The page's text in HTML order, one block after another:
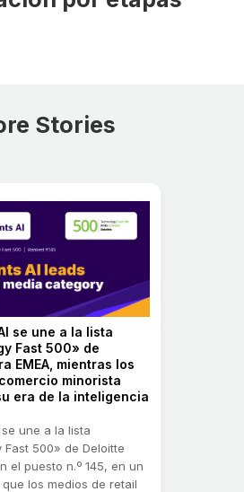
en el hogar.
Stories
se une a la lista
Fast 500» de
EMEA, mientras los
minorista
era de la inteligencia
une a la lista
Fast 500» de Deloitte
el puesto n.º 145, en un
los medios de retail